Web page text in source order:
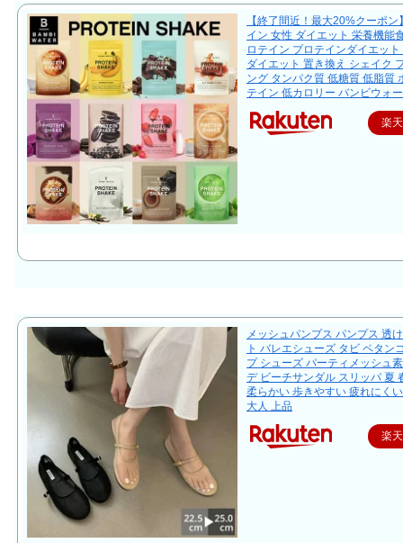
【終了間近！最大20%クーポン
イン 女性 ダイエット 栄養機能
ロテイン プロテインダイエッ
ダイエット 置き換え シェイク
ング タンパク質 低糖質 低脂質
テイン 低カロリー バンビウォ
楽
メッシュパンプス パンプス 透
ト バレエシューズ タビ ペタン
プ シューズ パーティメッシュ
デ ビーチサンダル スリッパ 夏
柔らかい 歩きやすい 疲れにく
大人 上品
楽